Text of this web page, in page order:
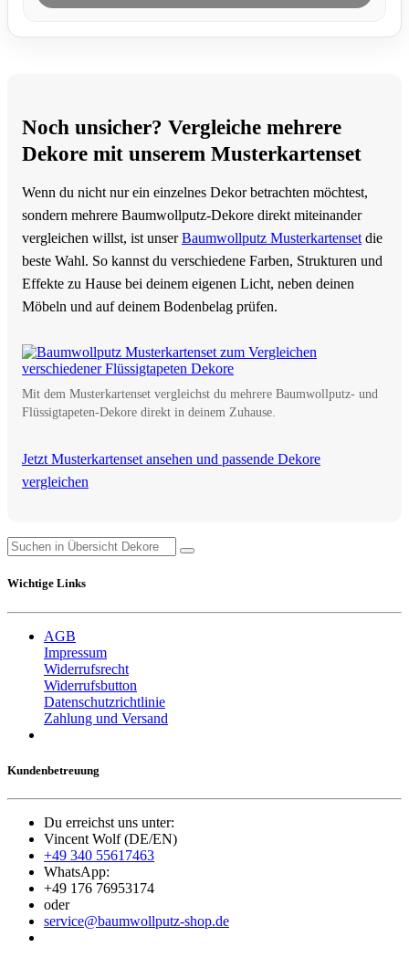
Noch unsicher? Vergleiche mehrere
Dekore mit unserem Musterkartenset
Wenn du nicht nur ein einzelnes Dekor betrachten möchtest,
sondern mehrere Baumwollputz-Dekore direkt miteinander
vergleichen willst, ist unserBaumwollputz Musterkartenset die
beste Wahl. So kannst du verschiedene Farben, Strukturen und
Effekte zu Hause bei deinem eigenen Licht, neben deinen
Möbeln und auf deinem Bodenbelag prüfen.
Mit dem Musterkartenset vergleichst du mehrere Baumwollputz- und
Flüssigtapeten-Dekore direkt in deinem Zuhause.
Jetzt Musterkartenset ansehen und passende Dekore
vergleichen
Wichtige Links
AGB
Impressum
Widerrufsrecht
Widerrufsbutton
Datenschutzrichtlinie
Zahlung und Versand
Kundenbetreuung
Du erreichst uns unter:
Vincent Wolf (DE/EN)
+49 340 55617463
WhatsApp:
+49 176 76953174
oder
service@baumwollputz-shop.de